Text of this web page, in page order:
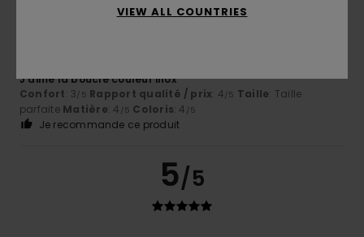
J’aime la boucle couleur inox
Confort: 3 /5 Rapport qualité / prix: 4 /5 Taille: Taille
parfaite Matière: 4 /5 Coloris: 4 /5
Je recommande ce produit
5/5
VIEW ALL COUNTRIES